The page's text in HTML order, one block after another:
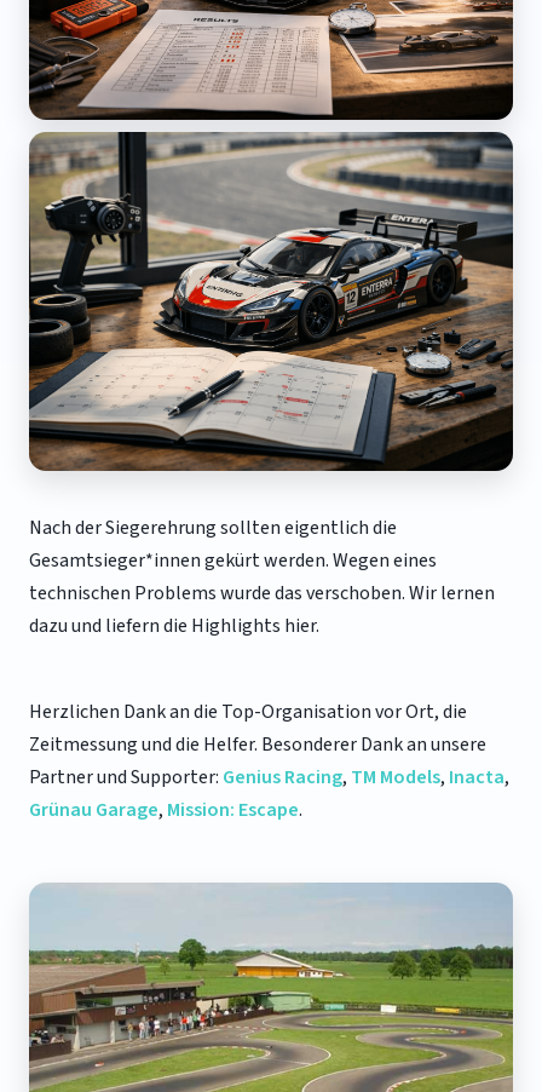
Nach der Siegerehrung sollten eigentlich die
Gesamtsieger*innen gekürt werden. Wegen eines
technischen Problems wurde das verschoben. Wir lernen
dazu und liefern die Highlights hier.
Herzlichen Dank an die Top-Organisation vor Ort, die
Zeitmessung und die Helfer. Besonderer Dank an unsere
Partner und Supporter: Genius Racing, TM Models, Inacta,
Grünau Garage, Mission: Escape.